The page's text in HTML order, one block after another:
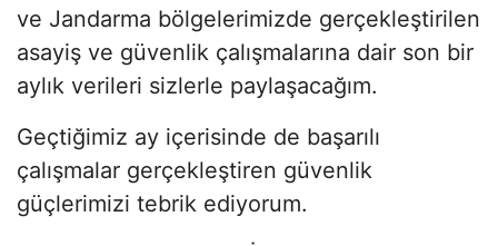
ve Jandarma bölgelerimizde gerçekleştirilen
asayiş ve güvenlik çalışmalarına dair son bir
aylık verileri sizlerle paylaşacağım.
Geçtiğimiz ay içerisinde de başarılı
çalışmalar gerçekleştiren güvenlik
güçlerimizi tebrik ediyorum.